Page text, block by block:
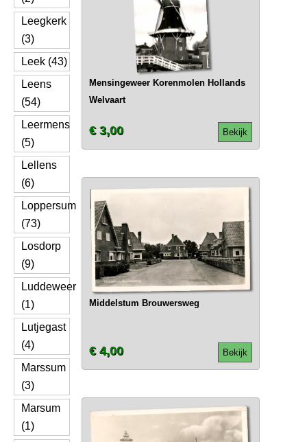
Leegkerk
(3)
Leek (43)
Leens
(54)
Leermens
(5)
Lellens
(6)
Loppersum
(73)
Losdorp
(9)
Luddeweer
(1)
Lutjegast
(4)
Marssum
(3)
Marsum
(1)
Mensingeweer Korenmolen Hollands
Welvaart
Bekijk
€ 3,00
Middelstum Brouwersweg
Bekijk
€ 4,00